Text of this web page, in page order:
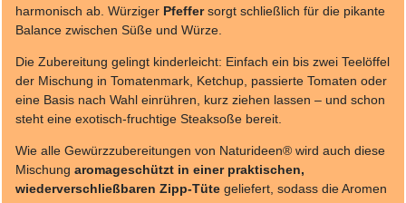
harmonisch ab. Würziger Pfeffersorgt schließlich für die pikante
Balance zwischen Süße und Würze.
Die Zubereitung gelingt kinderleicht: Einfach ein bis zwei Teelöffel
der Mischung in Tomatenmark, Ketchup, passierte Tomaten oder
eine Basis nach Wahl einrühren, kurz ziehen lassen – und schon
steht eine exotisch-fruchtige Steaksoße bereit.
Wie alle Gewürzzubereitungen von Naturideen® wird auch diese
Mischung aromageschützt in einer praktischen,
wiederverschließbaren Zipp-Tüte geliefert, sodass die Aromen